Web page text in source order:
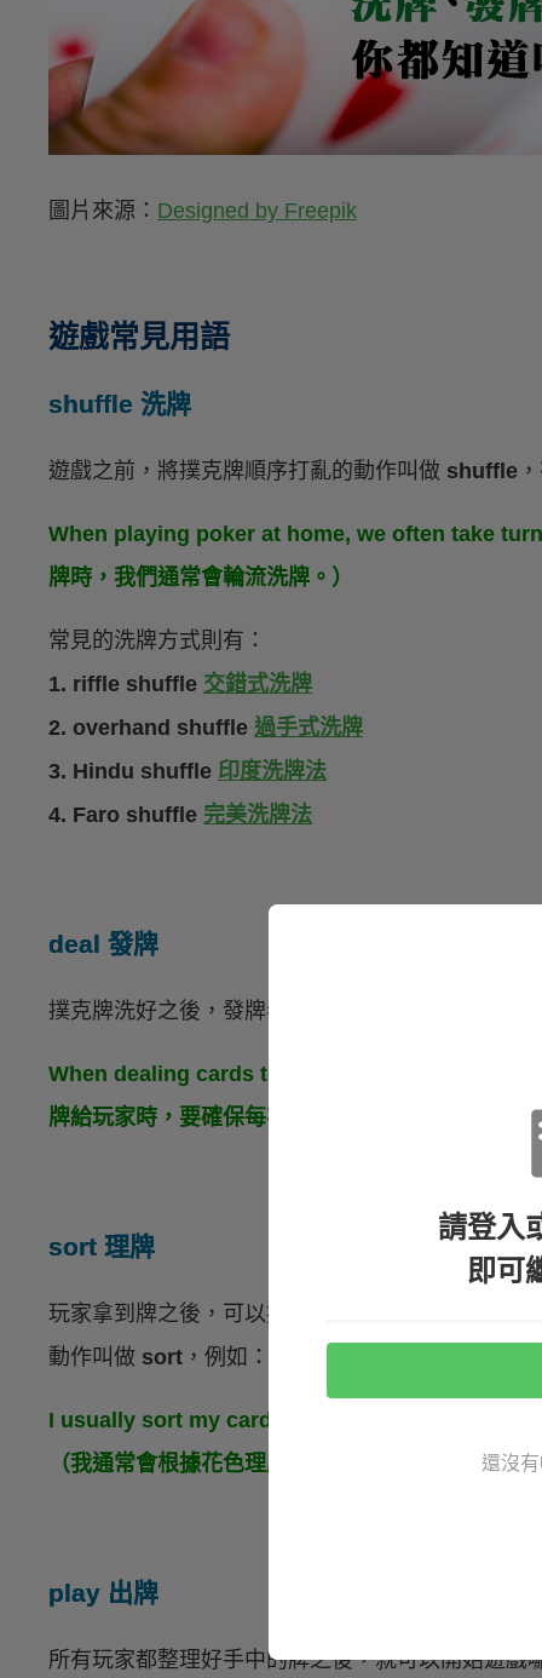
圖片來源： Designed by Freepik
遊戲常見用語
shuffle 洗牌
遊戲之前，將撲克牌順序打亂的動作叫做 shuffle
When playing poker at home, we often take
牌時，我們通常會輪流洗牌。）
常見的洗牌方式則有：
1. riffle shuffle 交錯式洗牌
2. overhand shuffle 過手式洗牌
3. Hindu shuffle 印度洗牌法
4. Faro shuffle 完美洗牌法
deal 發牌
撲克牌洗好之後，發牌者（dealer）會依序將牌發
When dealing cards to the players, make sure
牌給玩家時，要確保每次發一張牌且牌面朝下。）
sort 理牌
玩家拿到牌之後，可以按照花色（suit）、數字（
動作叫做 sort ，例如：
I usually sort my cards by suit and put them in
（我通常會根據花色理牌，並按照數字大小排序。
play 出牌
所有玩家都整理好手中的牌之後，就可以開始遊
請登入
即可
還沒